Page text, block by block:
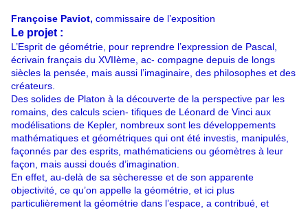
Françoise Paviot, commissaire de l’exposition
Le projet :
L’Esprit de géométrie, pour reprendre l’expression de Pascal,
écrivain français du XVIIème, ac- compagne depuis de longs
siècles la pensée, mais aussi l’imaginaire, des philosophes et des
créateurs.
Des solides de Platon à la découverte de la perspective par les
romains, des calculs scien- tifiques de Léonard de Vinci aux
modélisations de Kepler, nombreux sont les développements
mathématiques et géométriques qui ont été investis, manipulés,
façonnés par des esprits, mathématiciens ou géomètres à leur
façon, mais aussi doués d’imagination.
En effet, au-delà de sa sècheresse et de son apparente
objectivité, ce qu’on appelle la géométrie, et ici plus
particulièrement la géométrie dans l’espace, a contribué, et